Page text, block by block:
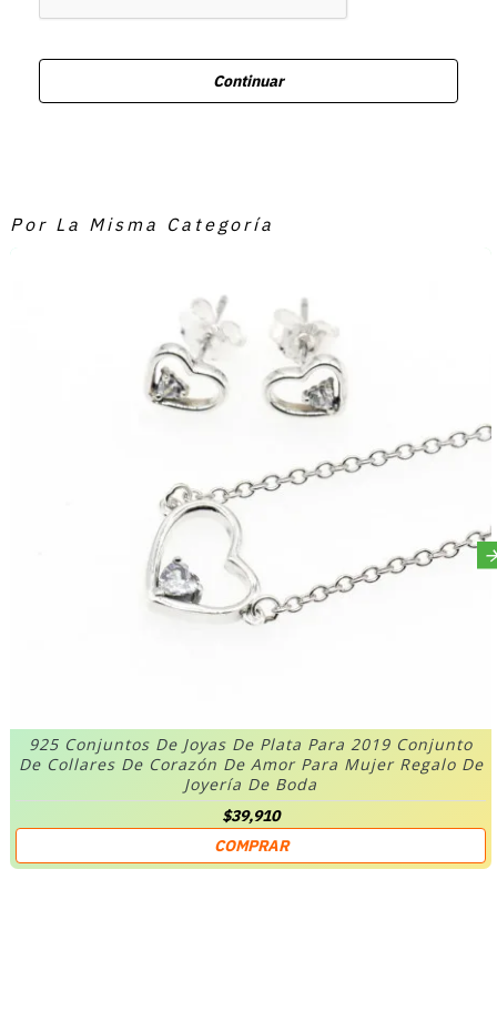
Continuar
Por La Misma Categoría
925 Conjuntos De Joyas De Plata Para 2019 Conjunto
De Collares De Corazón De Amor Para Mujer Regalo De
Joyería De Boda
$39,910
COMPRAR